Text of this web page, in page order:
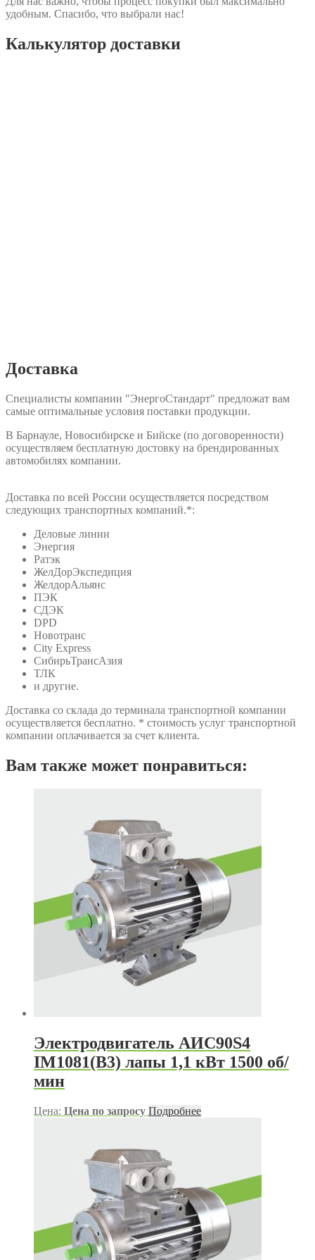
удобным. Спасибо, что выбрали нас!
Калькулятор доставки
Доставка
Специалисты компании "ЭнергоСтандарт" предложат вам
самые оптимальные условия поставки продукции.
В Барнауле, Новосибирске и Бийске (по договоренности)
осуществляем бесплатную достовку на брендированных
автомобилях компании.
Доставка по всей России осуществляется посредством
следующих транспортных компаний.*:
Деловые линии
Энергия
Ратэк
ЖелДорЭкспедиция
ЖелдорАльянс
ПЭК
СДЭК
DPD
Новотранс
City Express
СибирьТрансАзия
ТЛК
и другие.
Доставка со склада до терминала транспортной компании
осуществляется бесплатно. * стоимость услуг транспортной
компании оплачивается за счет клиента.
Вам также может понравиться:
Электродвигатель АИС90S4
IM1081(B3) лапы 1,1 кВт 1500 об/
мин
Цена: Цена по запросу Подробнее